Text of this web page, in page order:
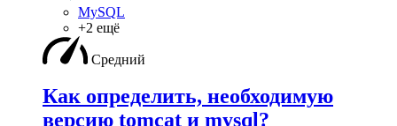
MySQL
+2 ещё
Средний
Как определить, необходимую
версию tomcat и mysql?